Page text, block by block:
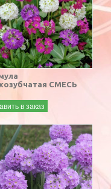
СМЕСЬ
в заказ